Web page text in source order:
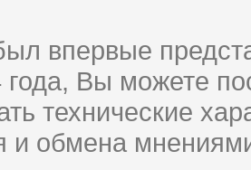
впервые
года, Вы можете
технические
обмена